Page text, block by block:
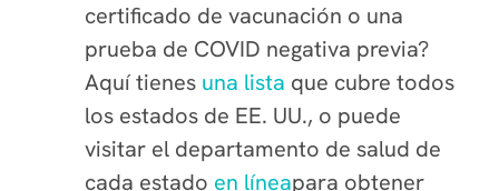
certificado de vacunación o una
prueba de COVID negativa previa?
Aquí tienes una lista que cubre todos
los estados de EE. UU., o puede
visitar el departamento de salud de
cada estado en líneapara obtener